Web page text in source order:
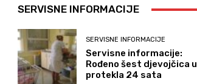
SERVISNE INFORMACIJE
SERVISNE INFORMACIJE
Servisne informacije:
Rođeno šest djevojčica u
protekla 24 sata